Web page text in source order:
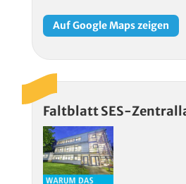
Auf Google Maps zeigen
Faltblatt SES-